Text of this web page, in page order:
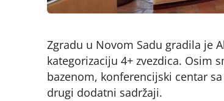
Zgradu u Novom Sadu gradila je
kategorizaciju 4+ zvezdica. Osim
bazenom, konferencijski centar
drugi dodatni sadržaji.